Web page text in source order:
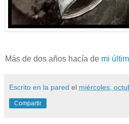
Más de dos años hacía de mi
Escrito en la pared el miércoles,
Compartir